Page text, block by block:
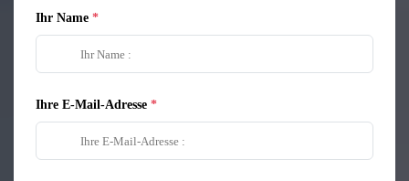
Ihr Name
Ihre E-Mail-Adresse